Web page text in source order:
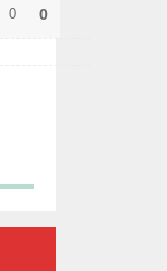
0 0